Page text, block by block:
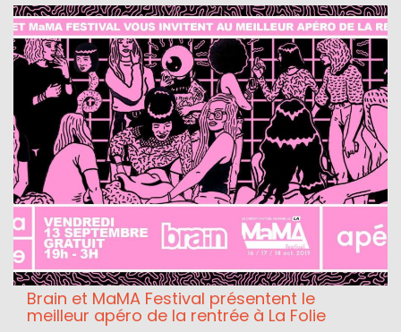
Brain et MaMA Festival présentent le
meilleur apéro de la rentrée à La Folie